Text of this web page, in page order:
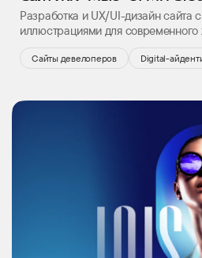
Разработка и UX/UI-дизайн сайта
иллюстрациями для современного
Сайты девелоперов Digital-